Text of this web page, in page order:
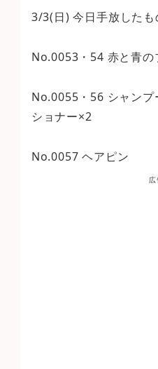
3/3(日) 今日手放したも
No.0053・54 赤と青の
No.0055・56 シャンプ
ショナー×2
No.0057 ヘアピン